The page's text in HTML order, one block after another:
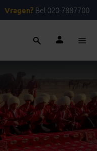
Vragen? Bel 020-7887700